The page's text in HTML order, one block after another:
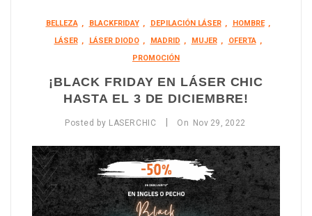
BELLEZA , BLACKFRIDAY , DEPILACIÓN LÁSER , HOMBRE ,
LÁSER , LÁSER DIODO , MADRID , MUJER , OFERTA ,
PROMOCIÓN
¡BLACK FRIDAY EN LÁSER CHIC
HASTA EL 3 DE DICIEMBRE!
Posted by LASERCHIC On Nov 29, 2022